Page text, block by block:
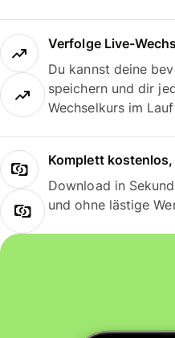
Verfolge Live-
Du kannst deine
speichern und dir
Wechselkurs im
Komplett
Download in
und ohne lästige